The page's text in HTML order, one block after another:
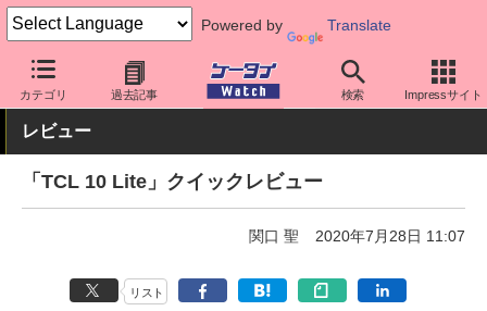
Powered by Translate
カテゴリ 過去記事 検索 Impressサイト
ケータイ Watch OS Android その他
レビュー
「TCL 10 Lite」クイックレビュー
関口 聖 2020年7月28日 11:07
リスト